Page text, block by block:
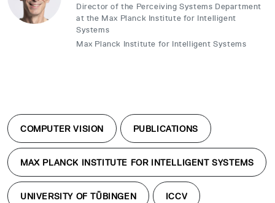
Director of the Perceiving Systems Department
at the Max Planck Institute for Intelligent
Systems
Max Planck Institute for Intelligent Systems
COMPUTER VISION PUBLICATIONS
MAX PLANCK INSTITUTE FOR INTELLIGENT SYSTEMS
UNIVERSITY OF TÜBINGEN ICCV